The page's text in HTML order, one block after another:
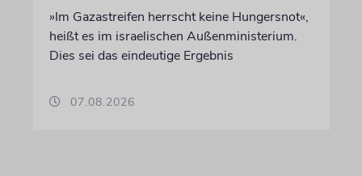
»Im Gazastreifen herrscht keine Hungersnot«,
heißt es im israelischen Außenministerium.
Dies sei das eindeutige Ergebnis
07.08.2026